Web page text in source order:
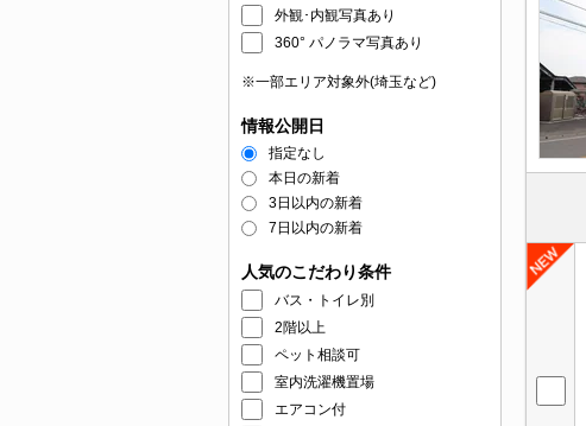
外観･内観写真あり
360° パノラマ写真あり
※一部エリア対象外(埼玉など)
情報公開日
指定なし
本日の新着
3日以内の新着
7日以内の新着
人気のこだわり条件
バス・トイレ別
2階以上
ペット相談可
室内洗濯機置場
エアコン付